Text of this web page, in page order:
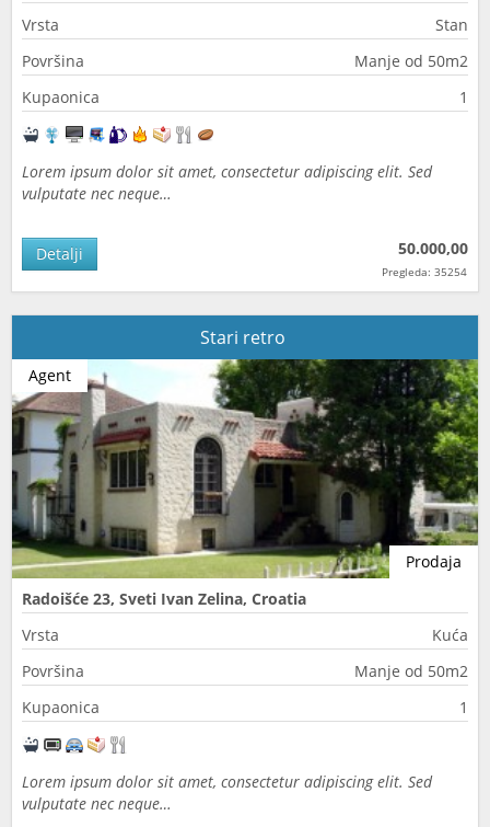
Vrsta
Stan
Površina
Manje od 50m2
Kupaonica
1
Lorem ipsum dolor sit amet, consectetur adipiscing elit. Sed
vulputate nec neque…
50.000,00
Pregleda: 35254
Detalji
Stari retro
Prodaja
Agent
Radoišće 23, Sveti Ivan Zelina, Croatia
Vrsta
Kuća
Površina
Manje od 50m2
Kupaonica
1
Lorem ipsum dolor sit amet, consectetur adipiscing elit. Sed
vulputate nec neque…